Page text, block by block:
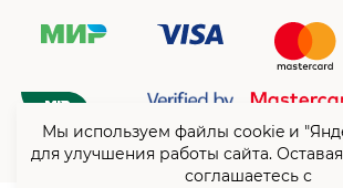
Мы используем файлы cookie и
для улучшения работы сайта.
соглашаетесь с